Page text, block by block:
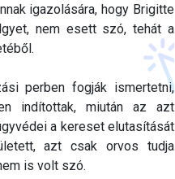
igazolására, hogy Brigitte
nem esett szó, tehát a
perben fogják ismertetni,
indítottak, miután az azt
a kereset elutasítását
azt csak orvos tudja
is volt szó.